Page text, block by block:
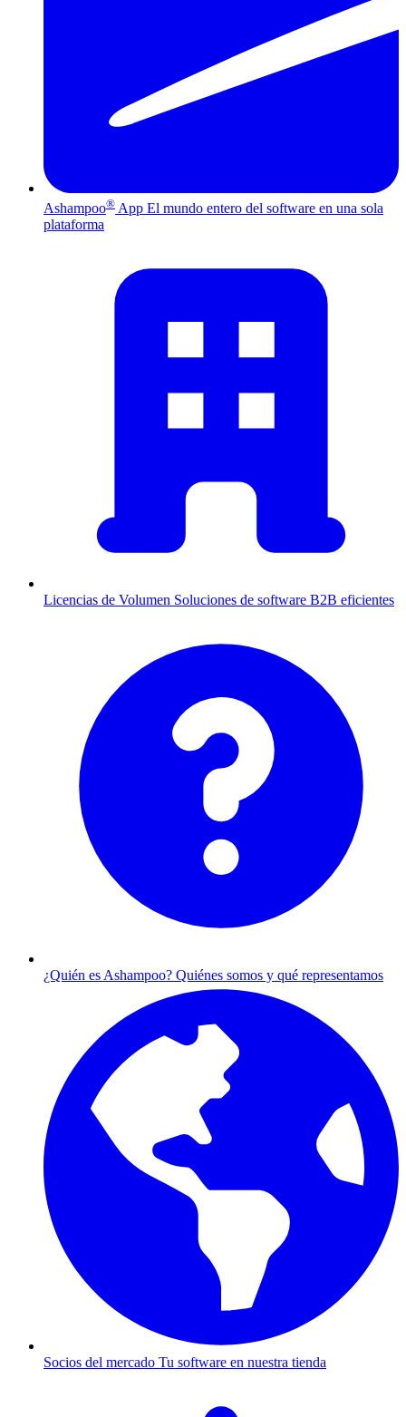
Ashampoo® App El mundo entero del software en una sola
plataforma
Licencias de Volumen Soluciones de software B2B eficientes
¿Quién es Ashampoo? Quiénes somos y qué representamos
Socios del mercado Tu software en nuestra tienda